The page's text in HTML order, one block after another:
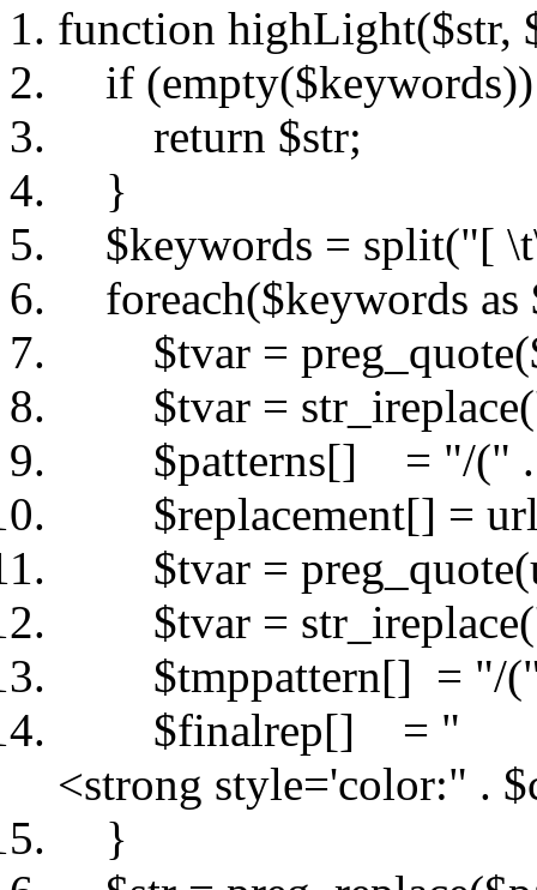
function highLight($str,
if (empty($keywords
return $str;
}
$keywords = split("[
foreach($keywords as
$tvar = preg_quote(
$tvar = str_ireplace
$patterns[] = "/("
$replacement[] =
$tvar =
$tvar = str_ireplace
$tmppattern[] = "/
$finalrep[] = "
<strong style='color:" .
}